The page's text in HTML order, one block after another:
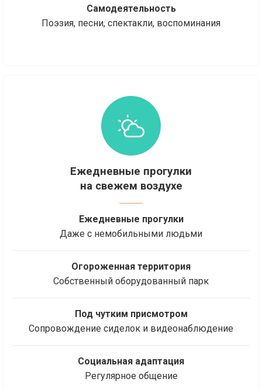
Самодеятельность
Поэзия, песни, спектакли, воспоминания
Ежедневные прогулки
на свежем воздухе
Ежедневные прогулки
Даже с немобильными людьми
Огороженная территория
Собственный оборудованный парк
Под чутким присмотром
Сопровождение сиделок и видеонаблюдение
Социальная адаптация
Регулярное общение